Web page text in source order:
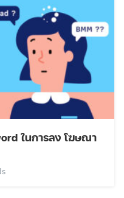
ในการลง โฆษณา